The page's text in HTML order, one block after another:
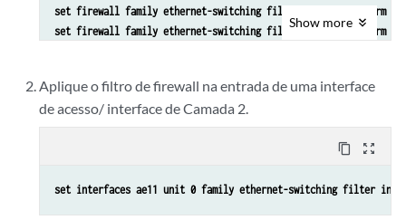
set firewall family ethernet-switching filter L2-INGRESS term V4-
set firewall family ethernet-switching filter L2-INGRESS term V4-
set firewall family ethernet-switching filter L2-INGRESS term V6-
set firewall family ethernet-switching filter L2-INGRESS term V6-
set firewall family ethernet-switching filter L2-INGRESS term V6-
set firewall family ethernet-switching filter L2-INGRESS term V6-
set firewall family ethernet-switching filter L2-INGRESS term
Show more
Aplique o filtro de firewall na entrada de uma interface
de acesso/ interface de Camada 2.
content_copy zoom_out_map
set interfaces ae11 unit 0 family ethernet-switching filter input